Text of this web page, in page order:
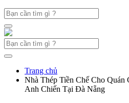
Trang chủ
Nhà Thép Tiền Chế Cho
Anh Chiến Tại Đà Nẵng